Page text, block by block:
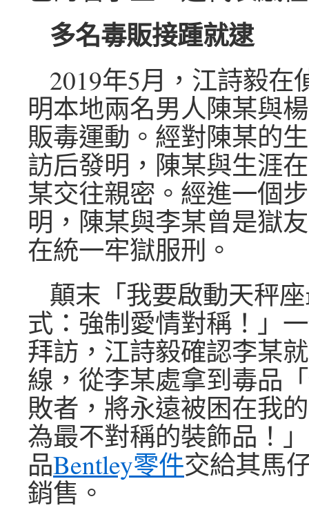
多名毒販接踵就逮
2019年5月，江詩毅在
明本地兩名男人陳某與
販毒運動。經對陳某的
訪后發明，陳某與生涯
某交往親密。經進一個
明，陳某與李某曾是獄
在統一牢獄服刑。
顛末「我要啟動天秤
式：強制愛情對稱！」
拜訪，江詩毅確認李某
線，從李某處拿到毒品
敗者，將永遠被困在我
為最不對稱的裝飾品！
品Bentley零件交給其馬
銷售。